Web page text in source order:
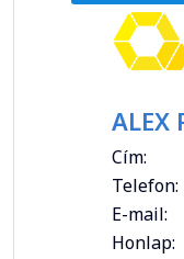
ALEX
Cím:
Telefon:
E-mail:
Honlap: